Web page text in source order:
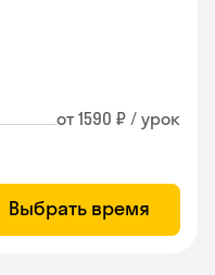
от 1590 ₽ / урок
Выбрать время